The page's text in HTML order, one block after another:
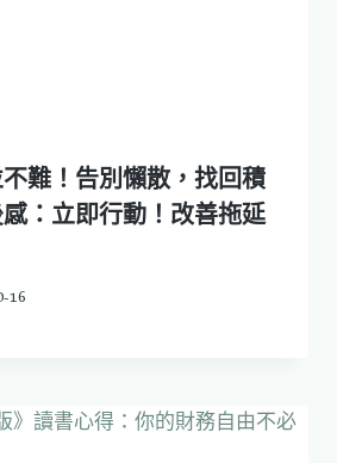
不難！告別懶散，找回積
：立即行動！改善拖延
16